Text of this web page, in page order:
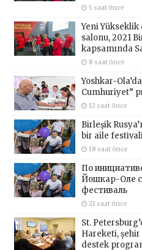
5 saat önce
Yeni
salonu, 2021
kapsamında
8 saat önce
Yoshkar-
Cumhuriyet”
12 saat önce
Birleşik
bir aile
18 saat önce
По
Йошкар-Оле
фестиваль
21 saat önce
St.
Hareketi,
destek